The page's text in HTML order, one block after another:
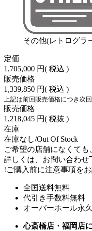
その他(レトログラ
定価
1,705,000 円( 税込 )
販売価格
1,339,850 円( 税込 )
上記は前回販売価格につき次
販売価格
1,218,045 円( 税抜 )
在庫
在庫なし/Out Of Stock
ご希望の店舗になくても
詳しくは、お問い合わせ
!ご購入前に注意事項をお
全国送料無料
代引き手数料無料
オーバーホール永
心斎橋店・福岡店